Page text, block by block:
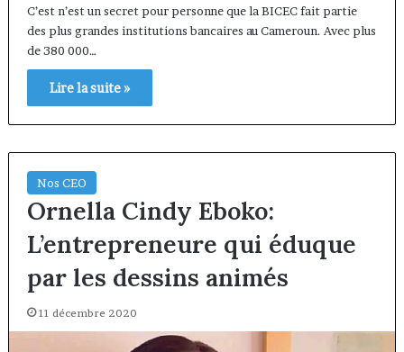
C’est n’est un secret pour personne que la BICEC fait partie
des plus grandes institutions bancaires au Cameroun. Avec plus
de 380 000…
Lire la suite »
Nos CEO
Ornella Cindy Eboko:
L’entrepreneure qui éduque
par les dessins animés
11 décembre 2020